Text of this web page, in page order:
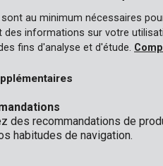
4 pcs Rouleaux
au minimum nécessaires
des informations sur votre
fins d'analyse et d'étude.
des recommandations de
habitudes de navigation.